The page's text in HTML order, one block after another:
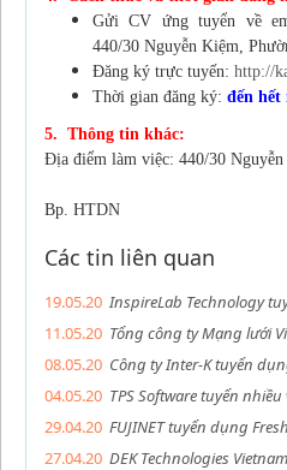
Gửi CV ứng tuyển về
440/30 Nguyễn Kiệm,
Đăng ký trực tuyến: http://
Thời gian đăng ký: đến hết
5. Thông tin khác:
Địa điểm làm việc: 440/30
Bp. HTDN
Các tin liên quan
19.05.20 InspireLab Technology
11.05.20 Tổng công ty Mạng lưới
08.05.20 Công ty Inter-K tuyển
04.05.20 TPS Software tuyển
29.04.20 FUJINET tuyển dụng
27.04.20 DEK Technologies